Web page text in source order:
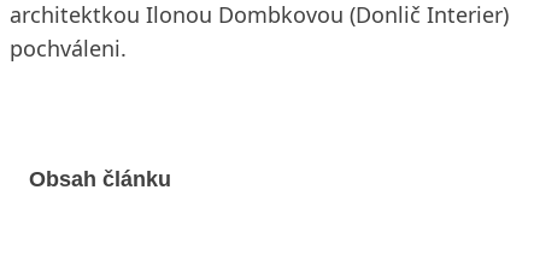
architektkou Ilonou Dombkovou (Donlič Interier)
pochváleni.
Obsah článku